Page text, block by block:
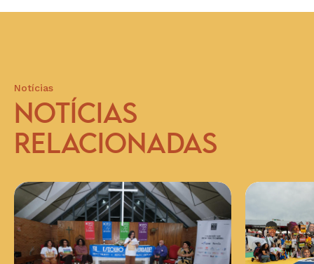
Notícias
NOTÍCIAS
RELACIONADAS